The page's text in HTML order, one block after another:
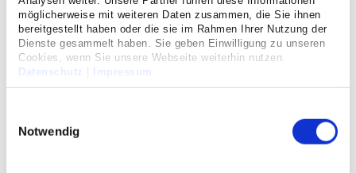
möglicherweise mit weiteren Daten zusammen, die Sie ihnen
bereitgestellt haben oder die sie im Rahmen Ihrer Nutzung der
Dienste gesammelt haben. Sie geben Einwilligung zu unseren
Cookies, wenn Sie unsere Webseite weiterhin nutzen.
Datenschutz
Impressum
NotwendigPatientenveranstaltung